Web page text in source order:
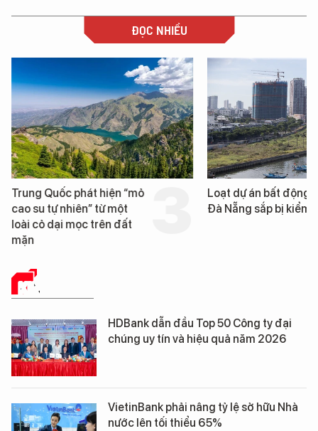
ĐỌC NHIỀU
Trung Quốc phát hiện “mỏ
cao su tự nhiên” từ một
loài cỏ dại mọc trên đất
mặn
Loạt dự án bất động
Đà Nẵng sắp bị kiểm
KINH TẾ SỐ
HDBank dẫn đầu Top 50 Công ty đại
chúng uy tín và hiệu quả năm 2026
VietinBank phải nâng tỷ lệ sở hữu Nhà
nước lên tối thiểu 65%